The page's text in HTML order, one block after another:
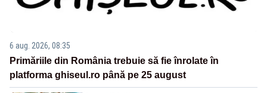
6 aug. 2026, 08:35
Primăriile din România trebuie să fie înrolate în
platforma ghiseul.ro până pe 25 august